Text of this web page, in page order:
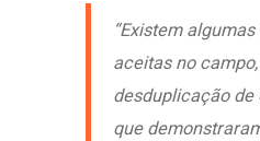
“Existem
aceitas no
desduplicação de
que